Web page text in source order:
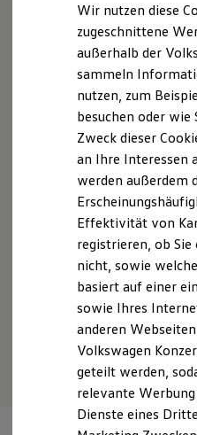
Elektroautos
ID. Tutorials
Reichweite
Reichweite
Reichweite
Laden
Laden
Laden Zuhause
Batterie
Sicherheit
Garantie und
Nachhaltigkeit
Technologie
Kosten und Kauf
Kaufoptionen
E-Auto-
Software und
Die ID.
ID. Software
Digitale Extras
Schnittstellen
Probefahrt
Fahrzeugangebot
Servicetermin
Serviceanfrage
Wir nutzen diese
zugeschnittene
außerhalb der
sammeln
nutzen, zum
besuchen oder wie
Zweck dieser
an Ihre Interessen
werden außerdem
Effektivität von
registrieren, ob
nicht, sowie
basiert auf einer
sowie Ihres
anderen
Volkswagen
geteilt werden,
relevante
Dienste eines